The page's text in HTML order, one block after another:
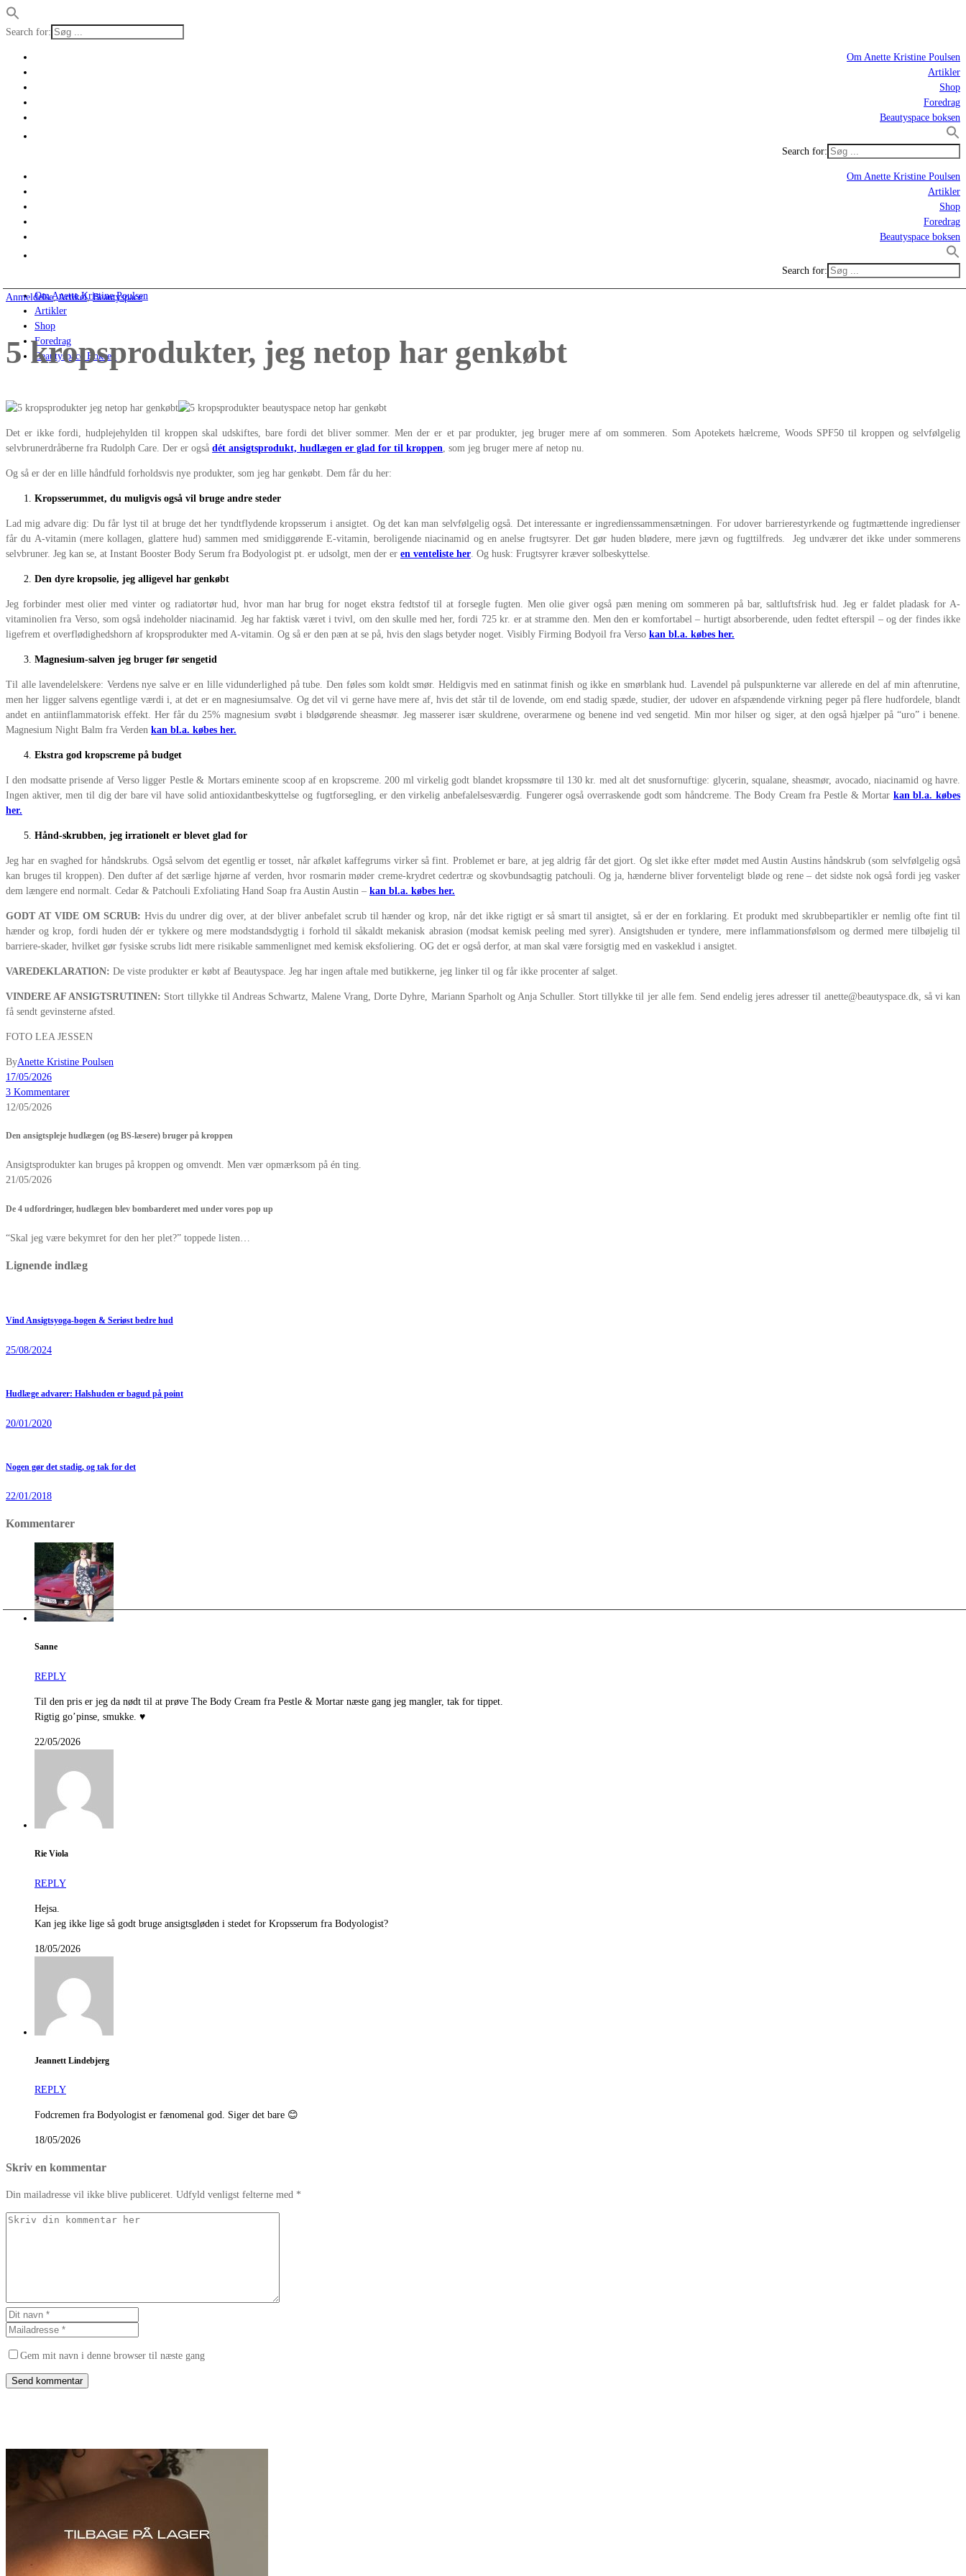
Search for:
Om Anette Kristine Poulsen
Artikler
Shop
Foredrag
Beautyspace boksen
Search for:
Om Anette Kristine Poulsen
Artikler
Shop
Foredrag
Beautyspace boksen
Search for:
Om Anette Kristine Poulsen
Artikler
Shop
Foredrag
Beautyspace Boksen
Anmeldelse,Artikel,Beautyspace
5 kropsprodukter, jeg netop har genkøbt
Det er ikke fordi, hudplejehylden til kroppen skal udskiftes, bare fordi det bliver sommer. Men der er et par produkter, jeg bruger mere af om sommeren. Som Apotekets hælcreme, Woods SPF50 til kroppen og selvfølgelig
selvbrunerdråberne fra Rudolph Care. Der er også dét ansigtsprodukt, hudlægen er glad for til kroppen , som jeg bruger mere af netop nu.
Og så er der en lille håndfuld forholdsvis nye produkter, som jeg har genkøbt. Dem får du her:
Kropsserummet, du muligvis også vil bruge andre steder
Lad mig advare dig: Du får lyst til at bruge det her tyndtflydende kropsserum i ansigtet. Og det kan man selvfølgelig også. Det interessante er ingredienssammensætningen. For udover barrierestyrkende og fugtmættende ingredienser
får du A-vitamin (mere kollagen, glattere hud) sammen med smidiggørende E-vitamin, beroligende niacinamid og en anelse frugtsyrer. Det gør huden blødere, mere jævn og fugttilfreds. Jeg undværer det ikke under sommerens
selvbruner. Jeg kan se, at Instant Booster Body Serum fra Bodyologist pt. er udsolgt, men der er en venteliste her . Og husk: Frugtsyrer kræver solbeskyttelse.
Den dyre kropsolie, jeg alligevel har genkøbt
Jeg forbinder mest olier med vinter og radiatortør hud, hvor man har brug for noget ekstra fedtstof til at forsegle fugten. Men olie giver også pæn mening om sommeren på bar, saltluftsfrisk hud. Jeg er faldet pladask for A-
vitaminolien fra Verso, som også indeholder niacinamid. Jeg har faktisk været i tvivl, om den skulle med her, fordi 725 kr. er at stramme den. Men den er komfortabel – hurtigt absorberende, uden fedtet efterspil – og der findes ikke
ligefrem et overflødighedshorn af kropsprodukter med A-vitamin. Og så er den pæn at se på, hvis den slags betyder noget. Visibly Firming Bodyoil fra Verso kan bl.a. købes her.
Magnesium-salven jeg bruger før sengetid
Til alle lavendelelskere: Verdens nye salve er en lille vidunderlighed på tube. Den føles som koldt smør. Heldigvis med en satinmat finish og ikke en smørblank hud. Lavendel på pulspunkterne var allerede en del af min aftenrutine,
men her ligger salvens egentlige værdi i, at det er en magnesiumsalve. Og det vil vi gerne have mere af, hvis det står til de lovende, om end stadig spæde, studier, der udover en afspændende virkning peger på flere hudfordele, blandt
andet en antiinflammatorisk effekt. Her får du 25% magnesium svøbt i blødgørende sheasmør. Jeg masserer især skuldrene, overarmene og benene ind ved sengetid. Min mor hilser og siger, at den også hjælper på “uro” i benene.
Magnesium Night Balm fra Verden kan bl.a. købes her.
Ekstra god kropscreme på budget
I den modsatte prisende af Verso ligger Pestle & Mortars eminente scoop af en kropscreme. 200 ml virkelig godt blandet kropssmøre til 130 kr. med alt det snusfornuftige: glycerin, squalane, sheasmør, avocado, niacinamid og havre.
Ingen aktiver, men til dig der bare vil have solid antioxidantbeskyttelse og fugtforsegling, er den virkelig anbefalelsesværdig. Fungerer også overraskende godt som håndcreme. The Body Cream fra Pestle & Mortar kan bl.a. købes
her.
Hånd-skrubben, jeg irrationelt er blevet glad for
Jeg har en svaghed for håndskrubs. Også selvom det egentlig er tosset, når afkølet kaffegrums virker så fint. Problemet er bare, at jeg aldrig får det gjort. Og slet ikke efter mødet med Austin Austins håndskrub (som selvfølgelig også
kan bruges til kroppen). Den dufter af det særlige hjørne af verden, hvor rosmarin møder creme-krydret cedertræ og skovbundsagtig patchouli. Og ja, hænderne bliver forventeligt bløde og rene – det sidste nok også fordi jeg vasker
dem længere end normalt. Cedar & Patchouli Exfoliating Hand Soap fra Austin Austin – kan bl.a. købes her.
GODT AT VIDE OM SCRUB: Hvis du undrer dig over, at der bliver anbefalet scrub til hænder og krop, når det ikke rigtigt er så smart til ansigtet, så er der en forklaring. Et produkt med skrubbepartikler er nemlig ofte fint til
hænder og krop, fordi huden dér er tykkere og mere modstandsdygtig i forhold til såkaldt mekanisk abrasion (modsat kemisk peeling med syrer). Ansigtshuden er tyndere, mere inflammationsfølsom og dermed mere tilbøjelig til
barriere-skader, hvilket gør fysiske scrubs lidt mere risikable sammenlignet med kemisk eksfoliering. OG det er også derfor, at man skal være forsigtig med en vaskeklud i ansigtet.
VAREDEKLARATION: De viste produkter er købt af Beautyspace. Jeg har ingen aftale med butikkerne, jeg linker til og får ikke procenter af salget.
VINDERE AF ANSIGTSRUTINEN: Stort tillykke til Andreas Schwartz, Malene Vrang, Dorte Dyhre, Mariann Sparholt og Anja Schuller. Stort tillykke til jer alle fem. Send endelig jeres adresser til anette@beautyspace.dk, så vi kan
få sendt gevinsterne afsted.
FOTO LEA JESSEN
ByAnette Kristine Poulsen
17/05/2026
3 Kommentarer
12/05/2026
Den ansigtspleje hudlægen (og BS-læsere) bruger på kroppen
Ansigtsprodukter kan bruges på kroppen og omvendt. Men vær opmærksom på én ting.
21/05/2026
De 4 udfordringer, hudlægen blev bombarderet med under vores pop up
“Skal jeg være bekymret for den her plet?” toppede listen…
Lignende indlæg
Vind Ansigtsyoga-bogen & Seriøst bedre hud
25/08/2024
Hudlæge advarer: Halshuden er bagud på point
20/01/2020
Nogen gør det stadig, og tak for det
22/01/2018
Kommentarer
Sanne
REPLY
Til den pris er jeg da nødt til at prøve The Body Cream fra Pestle & Mortar næste gang jeg mangler, tak for tippet.
Rigtig go’pinse, smukke. ♥
22/05/2026
Rie Viola
REPLY
Hejsa.
Kan jeg ikke lige så godt bruge ansigtsgløden i stedet for Kropsserum fra Bodyologist?
18/05/2026
Jeannett Lindebjerg
REPLY
Fodcremen fra Bodyologist er fænomenal god. Siger det bare 😊
18/05/2026
Skriv en kommentar
Din mailadresse vil ikke blive publiceret. Udfyld venligst felterne med *
Gem mit navn i denne browser til næste gang